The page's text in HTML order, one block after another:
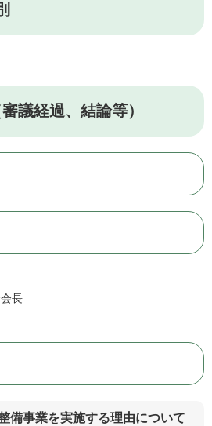
議経過、結論等）
長
事業を実施する理由について